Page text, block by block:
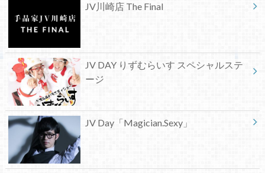
JV川崎店 The Final
JV DAY りずむらいす スペシャルステ
ージ
JV Day「Magician.Sexy」